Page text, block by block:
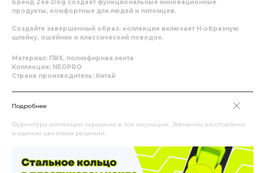
Бренд Zee.Dog создает функциональные инновационные
продукты, комфортные для людей и питомцев.
Создайте завершенный образ: коллекция включает Н-образную
шлейку, ошейник и классический поводок.
Материал: ПВХ, полиэфирная лента
Коллекция: NEOPRO
Страна производитель: Китай
Подробнее
Фурнитура коллекции окрашена в тон амуниции. Элементы изготовлены
в едином цветовом решении.